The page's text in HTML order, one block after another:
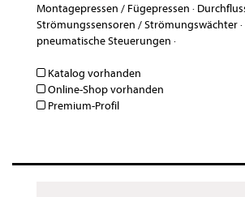
Montagepressen / Fügepressen ·
Strömungssensoren / Strömungswächter·
pneumatische Steuerungen ·
Katalog vorhanden
Online-Shop vorhanden
Premium-Profil